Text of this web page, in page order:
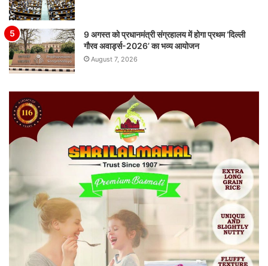
9 अगस्त को प्रधानमंत्री संग्रहालय में होगा प्रथम ‘दिल्ली
गौरव अवार्ड्स-2026’ का भव्य आयोजन
August 7, 2026